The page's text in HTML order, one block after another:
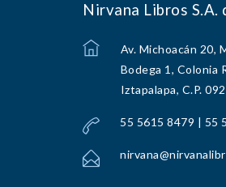
Nirvana Libros S.A.
Av. Michoacán 20,
Bodega 1, Colonia
Iztapalapa, C.P.
55 5615 8479 | 55